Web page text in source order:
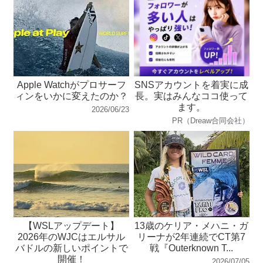
Apple Watchがプロサーフ
ィンをいかに変えたのか？
2026/06/23
SNSアカウントを着実に成
長。実はみんなココ使って
ます。
PR（Dreaw合同会社）
【WSLアップデート】
2026年のWJCはエルサル
バドルの新しいポイントで
開催！
13歳のケリア・メハニ・ガ
リーナが2年連続でCT第7
戦『Outerknown T...